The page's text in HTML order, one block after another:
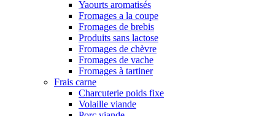
Yaourts aromatisés
Fromages a la coupe
Fromages de brebis
Produits sans lactose
Fromages de chèvre
Fromages de vache
Fromages à tartiner
Frais carne
Charcuterie poids fixe
Volaille viande